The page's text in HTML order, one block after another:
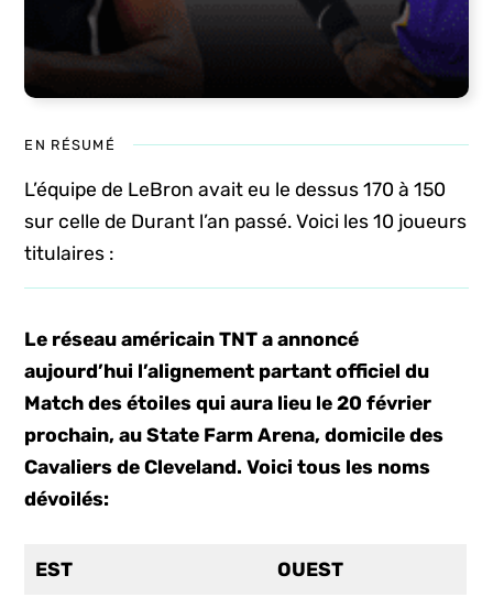
EN RÉSUMÉ
L’équipe de LeBron avait eu le dessus 170 à 150
sur celle de Durant l’an passé. Voici les 10 joueurs
titulaires :
Le réseau américain TNT a annoncé
aujourd’hui l’alignement partant officiel du
Match des étoiles qui aura lieu le 20 février
prochain, au State Farm Arena, domicile des
Cavaliers de Cleveland. Voici tous les noms
dévoilés:
EST OUEST